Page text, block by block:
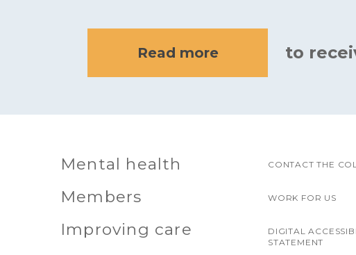
Read more to
Mental health
Members
Improving care
CONTACT THE
WORK FOR US
DIGITAL
STATEMENT